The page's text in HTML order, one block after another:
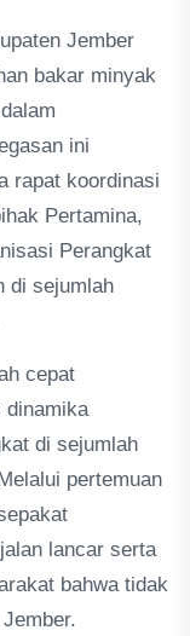
Jember
bakar minyak
ini
rapat koordinasi
Pertamina,
Perangkat
di sejumlah
cepat
dinamika
di sejumlah
pertemuan
lancar serta
bahwa tidak